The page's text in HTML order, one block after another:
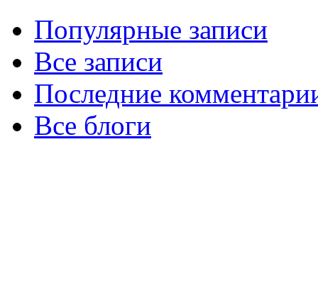
Популярные записи
Все записи
Последние
Все блоги